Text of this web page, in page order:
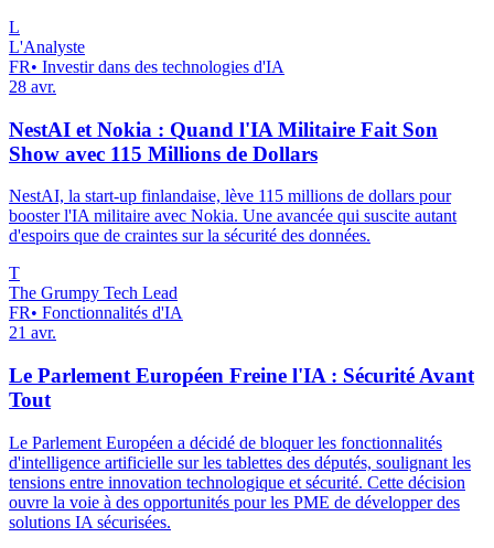
L
L'Analyste
FR• Investir dans des technologies d'IA
28 avr.
NestAI et Nokia : Quand l'IA Militaire Fait Son
Show avec 115 Millions de Dollars
NestAI, la start-up finlandaise, lève 115 millions de dollars pour
booster l'IA militaire avec Nokia. Une avancée qui suscite autant
d'espoirs que de craintes sur la sécurité des données.
T
The Grumpy Tech Lead
FR• Fonctionnalités d'IA
21 avr.
Le Parlement Européen Freine l'IA : Sécurité Avant
Tout
Le Parlement Européen a décidé de bloquer les fonctionnalités
d'intelligence artificielle sur les tablettes des députés, soulignant les
tensions entre innovation technologique et sécurité. Cette décision
ouvre la voie à des opportunités pour les PME de développer des
solutions IA sécurisées.